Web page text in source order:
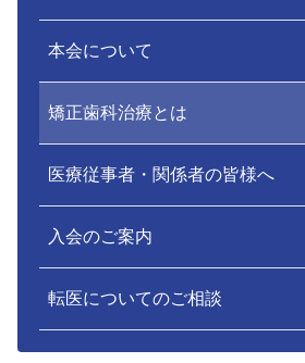
本会について
矯正歯科治療とは
医療従事者・関係者の皆様へ
入会のご案内
転医についてのご相談